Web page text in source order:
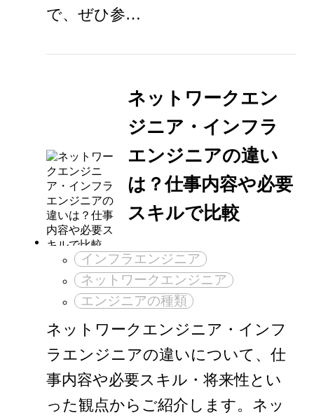
で、ぜひ参…
ネットワークエン
ジニア・インフラ
エンジニアの違い
は？仕事内容や必要
スキルで比較
インフラエンジニア
ネットワークエンジニア
エンジニアの種類
ネットワークエンジニア・インフ
ラエンジニアの違いについて、仕
事内容や必要スキル・将来性とい
った観点からご紹介します。ネッ